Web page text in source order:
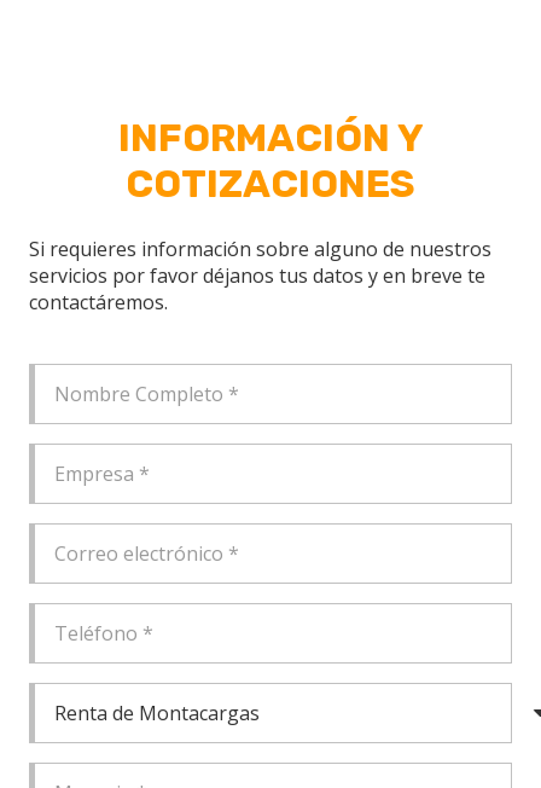
INFORMACIÓN Y
COTIZACIONES
Si requieres información sobre alguno de nuestros
servicios por favor déjanos tus datos y en breve te
contactáremos.